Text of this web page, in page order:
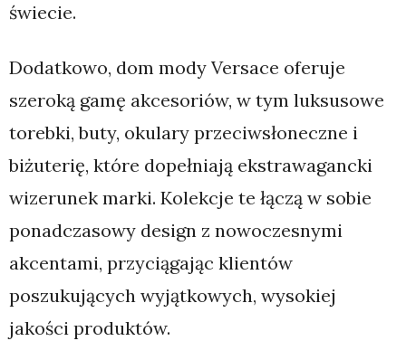
świecie.
Dodatkowo, dom mody Versace oferuje
szeroką gamę akcesoriów, w tym luksusowe
torebki, buty, okulary przeciwsłoneczne i
biżuterię, które dopełniają ekstrawagancki
wizerunek marki. Kolekcje te łączą w sobie
ponadczasowy design z nowoczesnymi
akcentami, przyciągając klientów
poszukujących wyjątkowych, wysokiej
jakości produktów.